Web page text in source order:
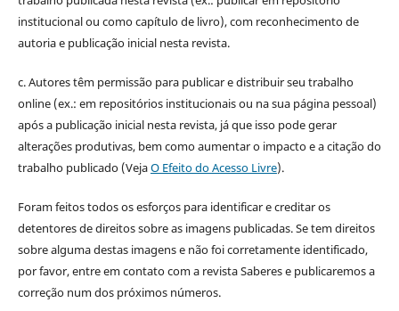
institucional ou como capítulo de livro), com reconhecimento de
autoria e publicação inicial nesta revista.
c. Autores têm permissão para publicar e distribuir seu trabalho
online (ex.: em repositórios institucionais ou na sua página pessoal)
após a publicação inicial nesta revista, já que isso pode gerar
alterações produtivas, bem como aumentar o impacto e a citação do
trabalho publicado (VejaO Efeito do Acesso Livre).
Foram feitos todos os esforços para identificar e creditar os
detentores de direitos sobre as imagens publicadas. Se tem direitos
sobre alguma destas imagens e não foi corretamente identificado,
por favor, entre em contato com a revista Saberes e publicaremos a
correção num dos próximos números.